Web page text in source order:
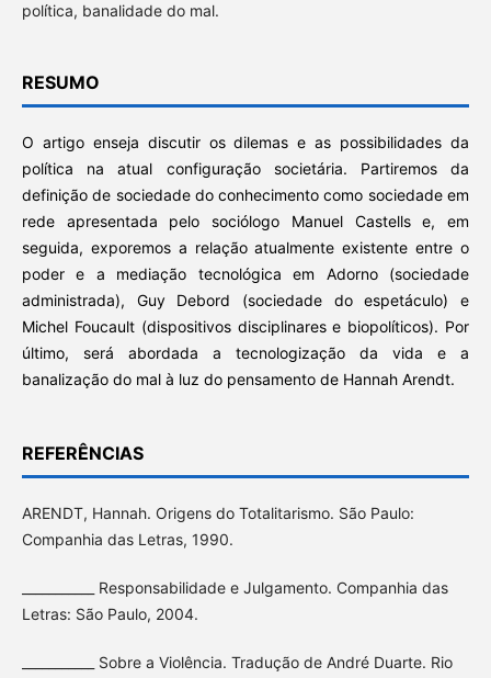
política, banalidade do mal.
RESUMO
O artigo enseja discutir os dilemas e as possibilidades da
política na atual configuração societária. Partiremos da
definição de sociedade do conhecimento como sociedade em
rede apresentada pelo sociólogo Manuel Castells e, em
seguida, exporemos a relação atualmente existente entre o
poder e a mediação tecnológica em Adorno (sociedade
administrada), Guy Debord (sociedade do espetáculo) e
Michel Foucault (dispositivos disciplinares e biopolíticos). Por
último, será abordada a tecnologização da vida e a
banalização do mal à luz do pensamento de Hannah Arendt.
REFERÊNCIAS
ARENDT, Hannah. Origens do Totalitarismo. São Paulo:
Companhia das Letras, 1990.
___________ Responsabilidade e Julgamento. Companhia das
Letras: São Paulo, 2004.
___________ Sobre a Violência. Tradução de André Duarte. Rio